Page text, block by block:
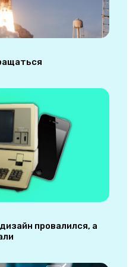
провалился, а